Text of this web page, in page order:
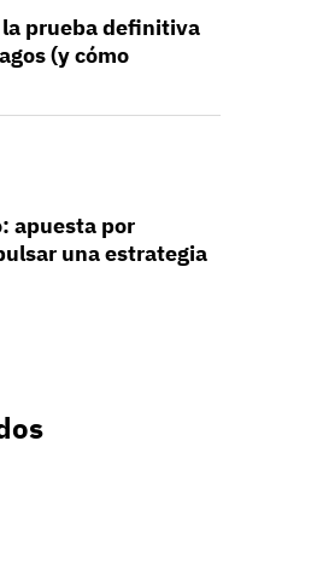
la prueba definitiva
(y cómo
apuesta por
una estrategia